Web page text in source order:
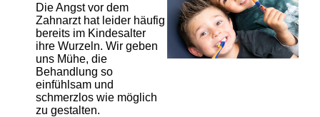
Die Angst vor dem
Zahnarzt hat leider häufig
bereits im Kindesalter
ihre Wurzeln. Wir geben
uns Mühe, die
Behandlung so
einfühlsam und
schmerzlos wie möglich
zu gestalten.